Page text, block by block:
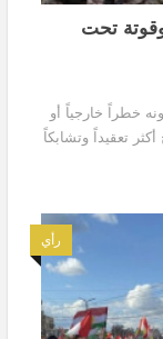
تحت
خطراً خارجياً أو
تعقيداً وتشابكاً
رأي